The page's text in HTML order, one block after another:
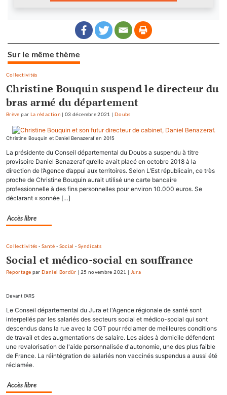
Sur le même thème
Collectivités
Christine Bouquin suspend le directeur du
bras armé du département
Brève par La rédaction |03 décembre 2021 | Doubs
Christine Bouquin et Daniel Benazeraf en 2015
La présidente du Conseil départemental du Doubs a suspendu à titre
provisoire Daniel Benazeraf qu’elle avait placé en octobre 2018 à la
direction de l’Agence d’appui aux territoires. Selon L’Est républicain, ce très
proche de Christine Bouquin aurait utilisé une carte bancaire
professionnelle à des fins personnelles pour environ 10.000 euros. Se
déclarant « sonnée […]
Accès libre
Collectivités - Santé - Social - Syndicats
Social et médico-social en souffrance
Reportage parDaniel Bordür | 25 novembre 2021 | Jura
Devant l'ARS
Le Conseil départemental du Jura et l'Agence régionale de santé sont
interpellés par les salariés des secteurs social et médico-social qui sont
descendus dans la rue avec la CGT pour réclamer de meilleures conditions
de travail et des augmentations de salaire. Les aides à domicile défendent
une revalorisation de l'aide personnalisée d'autonomie, une des plus faible
de France. La réintégration de salariés non vaccinés suspendus a aussi été
réclamée.
Accès libre